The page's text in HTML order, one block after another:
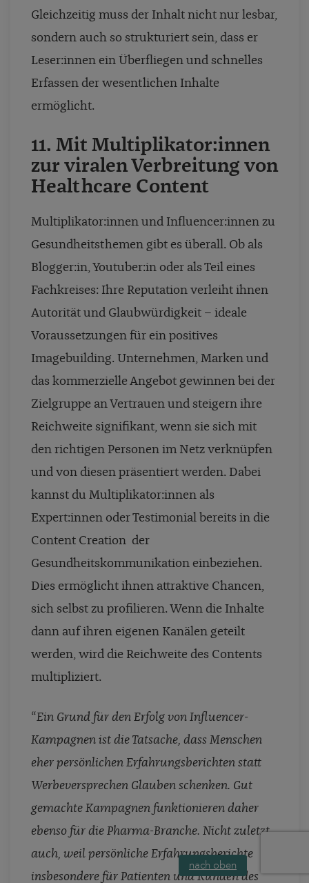
Gleichzeitig muss der Inhalt nicht nur lesbar,
sondern auch so strukturiert sein, dass er
Leser:innen ein Überfliegen und schnelles
Erfassen der wesentlichen Inhalte
ermöglicht.
11. Mit Multiplikator:innen
zur viralen Verbreitung von
Healthcare Content
Multiplikator:innen und Influencer:innen zu
Gesundheitsthemen gibt es überall. Ob als
Blogger:in, Youtuber:in oder als Teil eines
Fachkreises: Ihre Reputation verleiht ihnen
Autorität und Glaubwürdigkeit – ideale
Voraussetzungen für ein positives
Imagebuilding. Unternehmen, Marken und
das kommerzielle Angebot gewinnen bei der
Zielgruppe an Vertrauen und steigern ihre
Reichweite signifikant, wenn sie sich mit
den richtigen Personen im Netz verknüpfen
und von diesen präsentiert werden. Dabei
kannst du Multiplikator:innen als
Expert:innen oder Testimonial bereits in die
Content Creation der
Gesundheitskommunikation einbeziehen.
Dies ermöglicht ihnen attraktive Chancen,
sich selbst zu profilieren. Wenn die Inhalte
dann auf ihren eigenen Kanälen geteilt
werden, wird die Reichweite des Contents
multipliziert.
“Ein Grund für den Erfolg von Influencer-
Kampagnen ist die Tatsache, dass Menschen
eher persönlichen Erfahrungsberichten statt
Werbeversprechen Glauben schenken. Gut
gemachte Kampagnen funktionieren daher
ebenso für die Pharma-Branche. Nicht zuletzt
auch, weil persönliche Erfahrungsberichte
insbesondere für Patienten und Kunden des
nach oben